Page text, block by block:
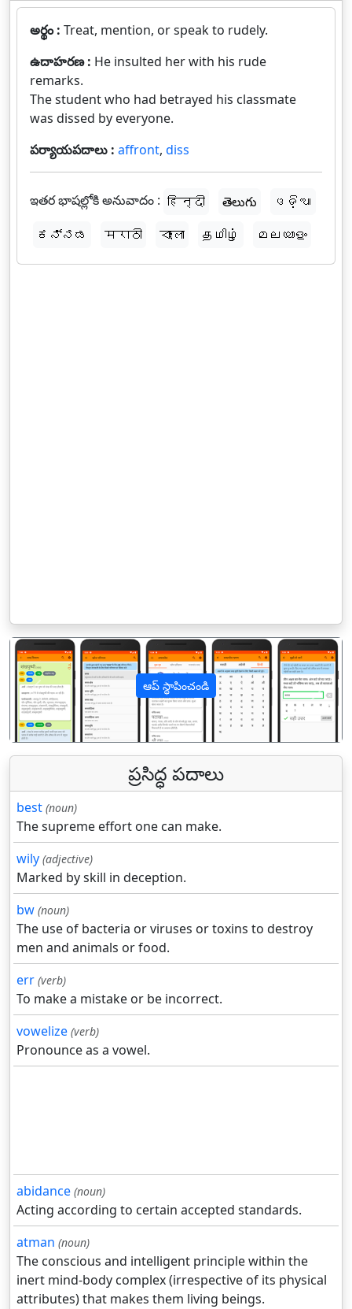
అర్థం : Treat, mention, or speak to rudely.
ఉదాహరణ : He insulted her with his rude
remarks.
The student who had betrayed his classmate
was dissed by everyone.
పర్యాయపదాలు : affront, diss
ఇతర భాషల్లోకి అనువాదం : हिन्दी తెలుగు
ଓଡ଼ିଆ
ಕನ್ನಡ
मराठी বাংলা தமிழ் മലയാളം
ఆప్ స్థాపించండి
पिछला
ప్రసిద్ధ పదాలు
best (noun)
The supreme effort one can make.
wily (adjective)
Marked by skill in deception.
bw (noun)
The use of bacteria or viruses or toxins to destroy
men and animals or food.
err (verb)
To make a mistake or be incorrect.
vowelize (verb)
Pronounce as a vowel.
abidance (noun)
Acting according to certain accepted standards.
atman (noun)
The conscious and intelligent principle within the
inert mind-body complex (irrespective of its physical
attributes) that makes them living beings.